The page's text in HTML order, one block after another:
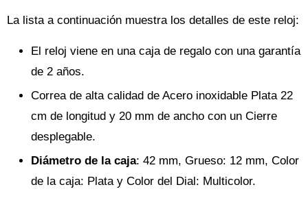
La lista a continuación muestra los detalles de este reloj:
El reloj viene en una caja de regalo con una garantía
de 2 años.
Correa de alta calidad de Acero inoxidable Plata 22
cm de longitud y 20 mm de ancho con un Cierre
desplegable.
Diámetro de la caja: 42 mm, Grueso: 12 mm, Color
de la caja: Plata y Color del Dial: Multicolor.